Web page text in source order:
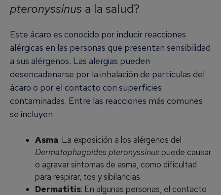
pteronyssinus a la salud?
Este ácaro es conocido por inducir reacciones
alérgicas en las personas que presentan sensibilidad
a sus alérgenos. Las alergias pueden
desencadenarse por la inhalación de partículas del
ácaro o por el contacto con superficies
contaminadas. Entre las reacciones más comunes
se incluyen:
Asma: La exposición a los alérgenos del
Dermatophagoides pteronyssinus puede causar
o agravar síntomas de asma, como dificultad
para respirar, tos y sibilancias.
Dermatitis: En algunas personas, el contacto